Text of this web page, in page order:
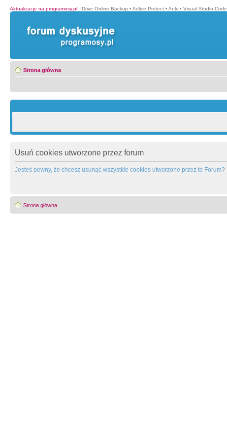
Aktualizacje na programosy.pl: IDrive Online Backup • Adlice Protect • Anki • Visual Studio Code
Strona główna
Usuń cookies utworzone przez forum
Jesteś pewny, że chcesz usunąć wszystkie cookies utworzone przez to Forum?
Strona główna